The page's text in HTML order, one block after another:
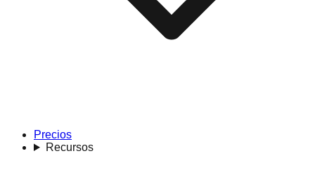
Precios
Recursos